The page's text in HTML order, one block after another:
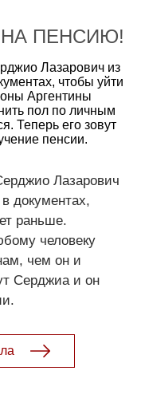
ПЕНСИЮ!
Лазарович из
чтобы уйти
Аргентины
пол по личным
Теперь его зовут
пенсии.
Лазарович
документах,
раньше.
человеку
чем он и
Серджиа и он